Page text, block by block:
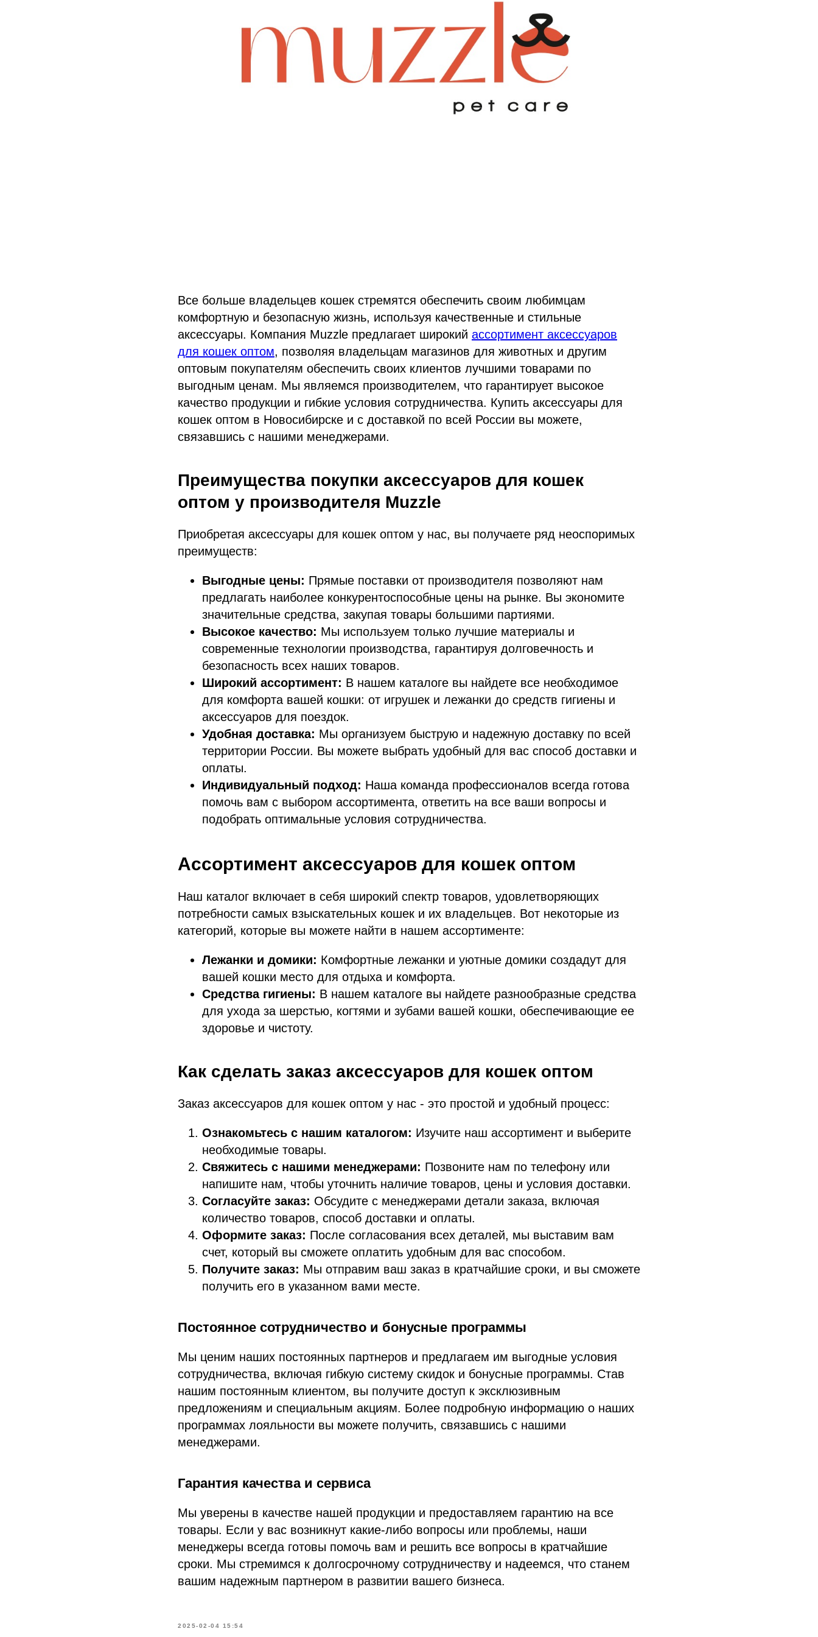
Все больше владельцев кошек стремятся обеспечить своим любимцам
комфортную и безопасную жизнь, используя качественные и стильные
аксессуары. Компания Muzzle предлагает широкий ассортимент аксессуаров
для кошек оптом, позволяя владельцам магазинов для животных и другим
оптовым покупателям обеспечить своих клиентов лучшими товарами по
выгодным ценам. Мы являемся производителем, что гарантирует высокое
качество продукции и гибкие условия сотрудничества. Купить аксессуары для
кошек оптом в Новосибирске и с доставкой по всей России вы можете,
связавшись с нашими менеджерами.
Преимущества покупки аксессуаров для кошек
оптом у производителя Muzzle
Приобретая аксессуары для кошек оптом у нас, вы получаете ряд неоспоримых
преимуществ:
Выгодные цены: Прямые поставки от производителя позволяют нам
предлагать наиболее конкурентоспособные цены на рынке. Вы экономите
значительные средства, закупая товары большими партиями.
Высокое качество: Мы используем только лучшие материалы и
современные технологии производства, гарантируя долговечность и
безопасность всех наших товаров.
Широкий ассортимент: В нашем каталоге вы найдете все необходимое
для комфорта вашей кошки: от игрушек и лежанки до средств гигиены и
аксессуаров для поездок.
Удобная доставка: Мы организуем быструю и надежную доставку по всей
территории России. Вы можете выбрать удобный для вас способ доставки и
оплаты.
Индивидуальный подход: Наша команда профессионалов всегда готова
помочь вам с выбором ассортимента, ответить на все ваши вопросы и
подобрать оптимальные условия сотрудничества.
Ассортимент аксессуаров для кошек оптом
Наш каталог включает в себя широкий спектр товаров, удовлетворяющих
потребности самых взыскательных кошек и их владельцев. Вот некоторые из
категорий, которые вы можете найти в нашем ассортименте:
Лежанки и домики: Комфортные лежанки и уютные домики создадут для
вашей кошки место для отдыха и комфорта.
Средства гигиены: В нашем каталоге вы найдете разнообразные средства
для ухода за шерстью, когтями и зубами вашей кошки, обеспечивающие ее
здоровье и чистоту.
Как сделать заказ аксессуаров для кошек оптом
Заказ аксессуаров для кошек оптом у нас - это простой и удобный процесс:
Ознакомьтесь с нашим каталогом: Изучите наш ассортимент и выберите
необходимые товары.
Свяжитесь с нашими менеджерами: Позвоните нам по телефону или
напишите нам, чтобы уточнить наличие товаров, цены и условия доставки.
Согласуйте заказ: Обсудите с менеджерами детали заказа, включая
количество товаров, способ доставки и оплаты.
Оформите заказ: После согласования всех деталей, мы выставим вам
счет, который вы сможете оплатить удобным для вас способом.
Получите заказ: Мы отправим ваш заказ в кратчайшие сроки, и вы сможете
получить его в указанном вами месте.
Постоянное сотрудничество и бонусные программы
Мы ценим наших постоянных партнеров и предлагаем им выгодные условия
сотрудничества, включая гибкую систему скидок и бонусные программы. Став
нашим постоянным клиентом, вы получите доступ к эксклюзивным
предложениям и специальным акциям. Более подробную информацию о наших
программах лояльности вы можете получить, связавшись с нашими
менеджерами.
Гарантия качества и сервиса
Мы уверены в качестве нашей продукции и предоставляем гарантию на все
товары. Если у вас возникнут какие-либо вопросы или проблемы, наши
менеджеры всегда готовы помочь вам и решить все вопросы в кратчайшие
сроки. Мы стремимся к долгосрочному сотрудничеству и надеемся, что станем
вашим надежным партнером в развитии вашего бизнеса.
2025-02-04 15:54